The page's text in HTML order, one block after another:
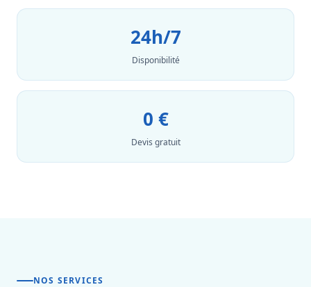
24h/7
Disponibilité
0 €
Devis gratuit
NOS SERVICES